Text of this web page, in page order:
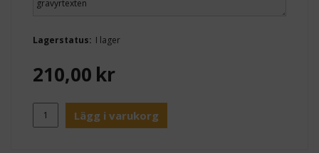
Lagerstatus: I lager
210,00 kr
Lägg i varukorg